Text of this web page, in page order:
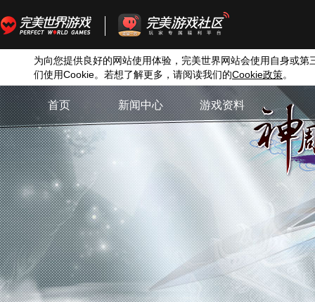
为向您提供良好的网站使用体验，完美世界网站会使用自身或第
们使用Cookie。若想了解更多，请阅读我们的Cookie政策。
首页 新闻中心 游戏资料